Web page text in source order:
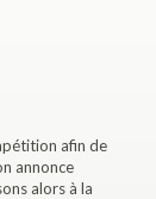
afin de
annonce
alors à la